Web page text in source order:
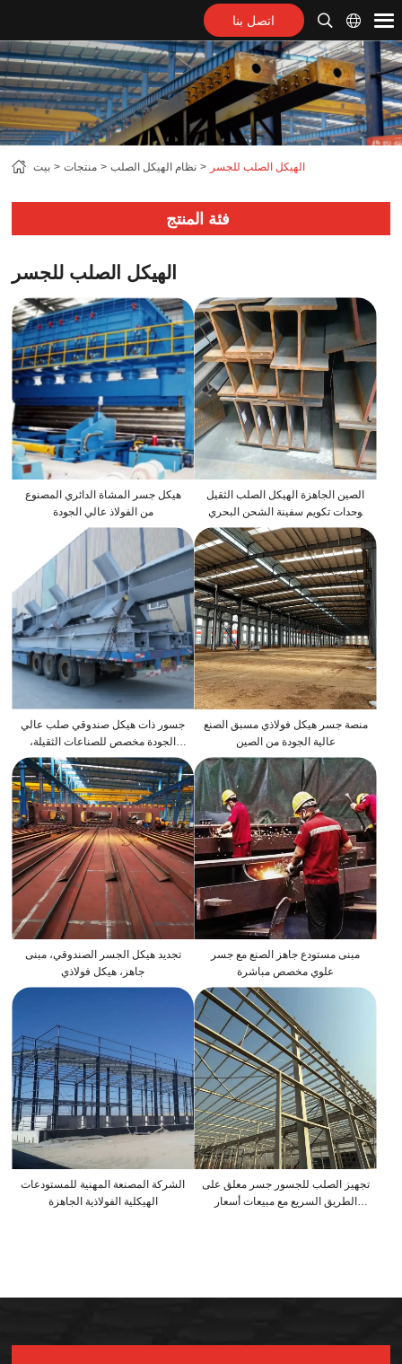
اتصل بنا
بيت منتجات نظام الهيكل الصلب الهيكل الصلب للجسر
فئة المنتج
الهيكل الصلب للجسر
هيكل جسر المشاة الدائري المصنوع
من الفولاذ عالي الجودة
الصين الجاهزة الهيكل الصلب الثقيل
وحدات تكويم سفينة الشحن البحري
منزل حاوية المنازل الفاخرة الجاهزة
جسور ذات هيكل صندوقي صلب عالي
الجودة مخصص للصناعات الثقيلة،
هياكل فولاذية
منصة جسر هيكل فولاذي مسبق الصنع
عالية الجودة من الصين
تجديد هيكل الجسر الصندوقي، مبنى
جاهز، هيكل فولاذي
مبنى مستودع جاهز الصنع مع جسر
علوي مخصص مباشرة
الشركة المصنعة المهنية للمستودعات
الهيكلية الفولاذية الجاهزة
تجهيز الصلب للجسور جسر معلق على
الطريق السريع مع مبيعات أسعار